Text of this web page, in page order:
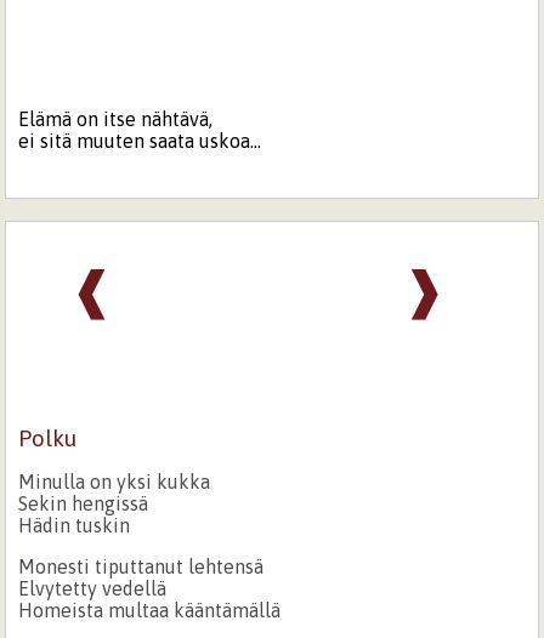
Elämä on itse nähtävä,
ei sitä muuten saata uskoa...
❱
❰
Polku
Minulla on yksi kukka
Sekin hengissä
Hädin tuskin
Monesti tiputtanut lehtensä
Elvytetty vedellä
Homeista multaa kääntämällä